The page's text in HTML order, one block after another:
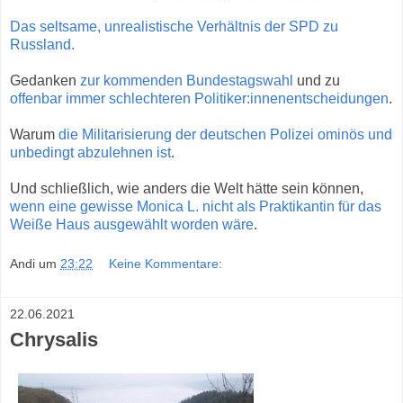
Das seltsame, unrealistische Verhältnis der SPD zu
Russland.
Gedanken zur kommenden Bundestagswahl und zu
offenbar immer schlechteren Politiker:innenentscheidungen.
Warum die Militarisierung der deutschen Polizei ominös und
unbedingt abzulehnen ist.
Und schließlich, wie anders die Welt hätte sein können,
wenn eine gewisse Monica L. nicht als Praktikantin für das
Weiße Haus ausgewählt worden wäre.
Andi um 23:22 Keine Kommentare:
22.06.2021
Chrysalis